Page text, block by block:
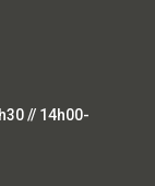
// 14h00-